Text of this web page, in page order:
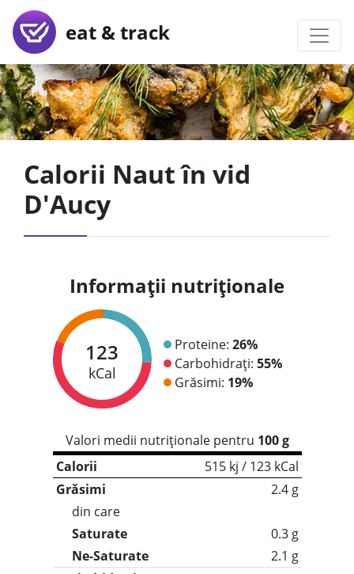
eat & track
Calorii Naut în vid
D'Aucy
Informații nutriționale
123
kCal
Proteine: 26%
Carbohidrați: 55%
Grăsimi: 19%
Valori medii nutriționale pentru 100 g
Calorii
515 kj / 123 kCal
Grăsimi
2.4 g
din care
Saturate
0.3 g
Ne-Saturate
2.1 g